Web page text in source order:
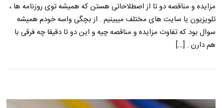
مزایده و مناقصه دو تا از اصطلاحاتی هستن که همیشه توی روزنامه ها ،
تلویزیون یا سایت های مختلف میبینیم . از بچگی واسه خودم همیشه
سوال بود که تفاوت مزایده و مناقصه چیه و این دو تا دقیقا چه فرقی با
هم دارن . […]